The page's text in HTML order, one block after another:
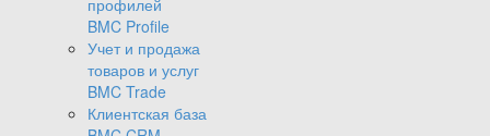
профилей
BMC Profile
Учет и продажа
товаров и услуг
BMC Trade
Клиентская база